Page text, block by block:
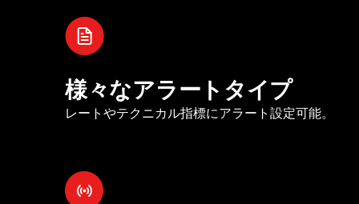
様々なアラートタイプ
レートやテクニカル指標にアラート設定可能。